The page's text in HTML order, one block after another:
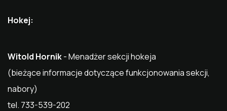
Hokej:
Witold Hornik- Menadżer sekcji hokeja
(bieżące informacje dotyczące funkcjonowania sekcji,
nabory)
tel. 733-539-202